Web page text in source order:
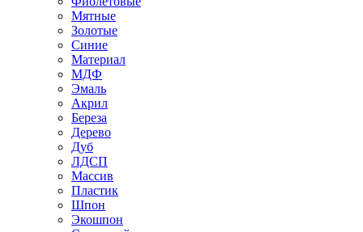
Мятные
Золотые
Синие
Материал
МДФ
Эмаль
Акрил
Береза
Дерево
Дуб
ЛДСП
Массив
Пластик
Шпон
Экошпон